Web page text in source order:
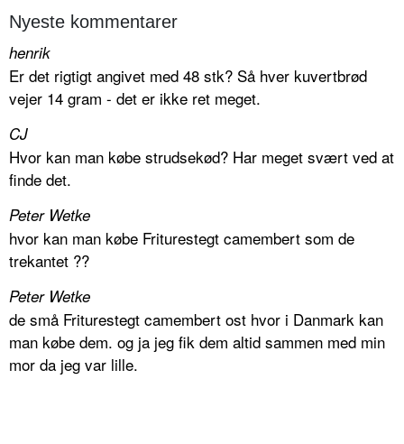
Nyeste kommentarer
henrik
Er det rigtigt angivet med 48 stk? Så hver kuvertbrød
vejer 14 gram - det er ikke ret meget.
CJ
Hvor kan man købe strudsekød? Har meget svært ved at
finde det.
Peter Wetke
hvor kan man købe Friturestegt camembert som de
trekantet ??
Peter Wetke
de små Friturestegt camembert ost hvor i Danmark kan
man købe dem. og ja jeg fik dem altid sammen med min
mor da jeg var lille.